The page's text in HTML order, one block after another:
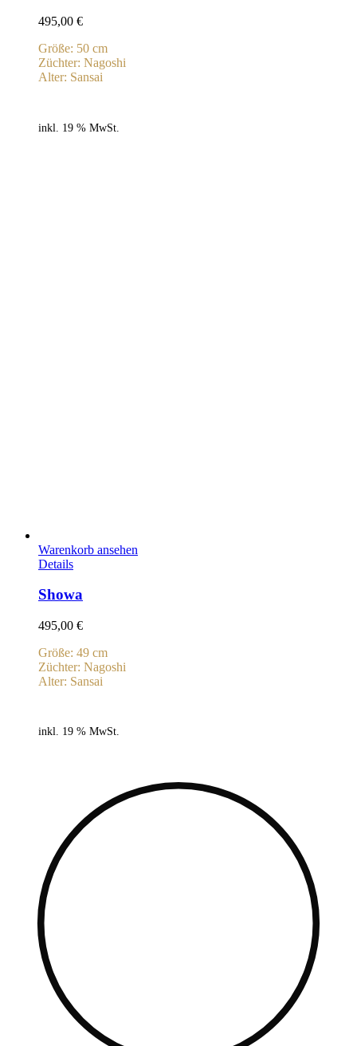
495,00 €
Größe: 50 cm
Züchter: Nagoshi
Alter: Sansai
inkl. 19 % MwSt.
Warenkorb ansehen
Details
Showa
495,00 €
Größe: 49 cm
Züchter: Nagoshi
Alter: Sansai
inkl. 19 % MwSt.